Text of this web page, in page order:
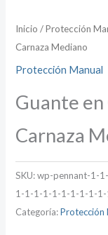
Inicio /Protección
Carnaza Mediano
Protección Manual
Guante
Carnaza
SKU:wp-pennant-1-
1-1-1-1-1-1-1-1-1-
Categoría:Protección